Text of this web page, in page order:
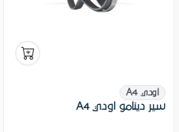
اودي A4
سير دينامو اودي A4